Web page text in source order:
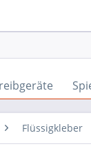
Flüssigkleber